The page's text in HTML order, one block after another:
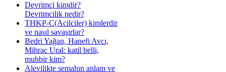
Devrimci kimdir?
Devrimcilik nedir?
THKP-C(Acilciler) kimlerdir
ve nasıl savaşırlar?
Bedri Yağan, Hanefi Avcı,
Mihrac Ural: katil belli,
muhbir kim?
Alevilikte semahın anlam ve